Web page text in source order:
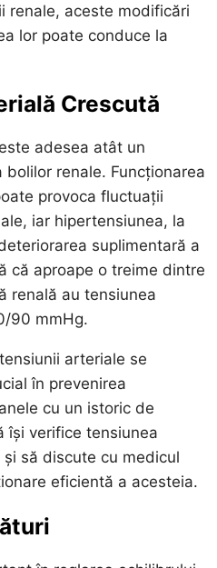
renale, aceste modificări
lor poate conduce la
Crescută
adesea atât un
renale. Funcționarea
provoca fluctuații
iar hipertensiunea, la
suplimentară a
că aproape o treime dintre
renală au tensiunea
90 mmHg.
arteriale se
în prevenirea
cu un istoric de
își verifice tensiunea
să discute cu medicul
eficientă a acesteia.